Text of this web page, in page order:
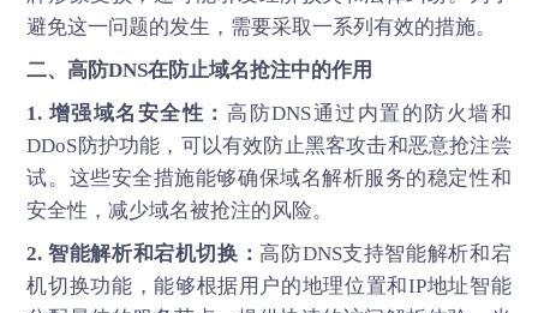
避免这一问题的发生，需要采取一系列有效的措施。
二、高防DNS在防止域名抢注中的作用
1. 增强域名安全性： 高防DNS通过内置的防火墙和
DDoS防护功能，可以有效防止黑客攻击和恶意抢注尝
试。这些安全措施能够确保域名解析服务的稳定性和
安全性，减少域名被抢注的风险。
2. 智能解析和宕机切换：高防DNS支持智能解析和宕
机切换功能，能够根据用户的地理位置和IP地址智能